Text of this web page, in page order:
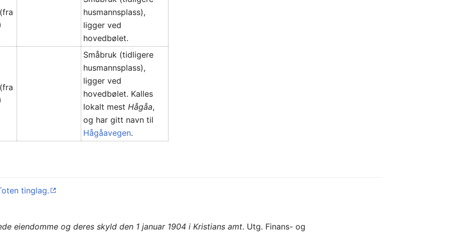
husmannsplass),
ligger ved
hovedbølet.
Småbruk (tidligere
husmannsplass),
ligger ved
hovedbølet. Kalles
lokalt mest Hågåa,
og har gitt navn til
Hågåavegen.
tinglag.
eiendomme og deres skyld den 1 januar 1904 i Kristians amt. Utg. Finans- og